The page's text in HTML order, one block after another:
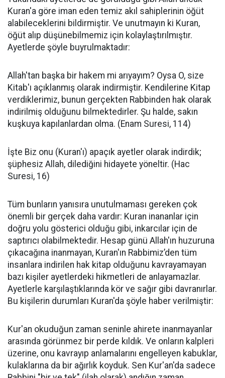
Kuran'a göre iman eden temiz akıl sahiplerinin öğüt
alabileceklerini bildirmiştir. Ve unutmayın ki Kuran,
öğüt alıp düşünebilmemiz için kolaylaştırılmıştır.
Ayetlerde şöyle buyrulmaktadır:
Allah'tan başka bir hakem mi arıyayım? Oysa O, size
Kitab'ı açıklanmış olarak indirmiştir. Kendilerine Kitap
verdiklerimiz, bunun gerçekten Rabbinden hak olarak
indirilmiş olduğunu bilmektedirler. Şu halde, sakın
kuşkuya kapılanlardan olma. (Enam Suresi, 114)
İşte Biz onu (Kuran'ı) apaçık ayetler olarak indirdik;
şüphesiz Allah, dilediğini hidayete yöneltir. (Hac
Suresi, 16)
Tüm bunların yanısıra unutulmaması gereken çok
önemli bir gerçek daha vardır: Kuran inananlar için
doğru yolu gösterici olduğu gibi, inkarcılar için de
saptırıcı olabilmektedir. Hesap günü Allah'ın huzuruna
çıkacağına inanmayan, Kuran'ın Rabbimiz’den tüm
insanlara indirilen hak kitap olduğunu kavrayamayan
bazı kişiler ayetlerdeki hikmetleri de anlayamazlar.
Ayetlerle karşılaştıklarında kör ve sağır gibi davranırlar.
Bu kişilerin durumları Kuran'da şöyle haber verilmiştir:
Kur'an okuduğun zaman seninle ahirete inanmayanlar
arasında görünmez bir perde kıldık. Ve onların kalpleri
üzerine, onu kavrayıp anlamalarını engelleyen kabuklar,
kulaklarına da bir ağırlık koyduk. Sen Kur'an'da sadece